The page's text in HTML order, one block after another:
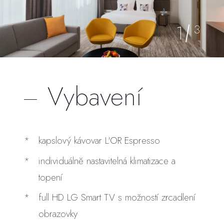
1 3
Vybavení
kapslový kávovar L'OR Espresso
individuálně nastavitelná klimatizace a
topení
full HD LG Smart TV s možností zrcadlení
obrazovky